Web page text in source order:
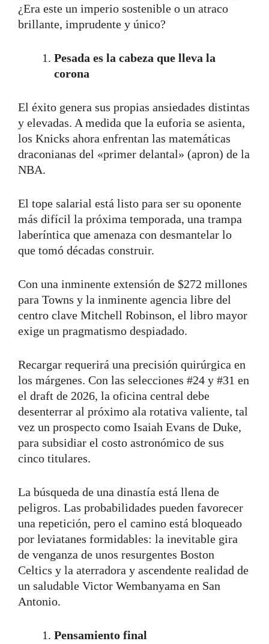
¿Era este un imperio sostenible o un atraco
brillante, imprudente y único?
Pesada es la cabeza que lleva la
corona
El éxito genera sus propias ansiedades distintas
y elevadas. A medida que la euforia se asienta,
los Knicks ahora enfrentan las matemáticas
draconianas del «primer delantal» (apron) de la
NBA.
El tope salarial está listo para ser su oponente
más difícil la próxima temporada, una trampa
laberíntica que amenaza con desmantelar lo
que tomó décadas construir.
Con una inminente extensión de $272 millones
para Towns y la inminente agencia libre del
centro clave Mitchell Robinson, el libro mayor
exige un pragmatismo despiadado.
Recargar requerirá una precisión quirúrgica en
los márgenes. Con las selecciones #24 y #31 en
el draft de 2026, la oficina central debe
desenterrar al próximo ala rotativa valiente, tal
vez un prospecto como Isaiah Evans de Duke,
para subsidiar el costo astronómico de sus
cinco titulares.
La búsqueda de una dinastía está llena de
peligros. Las probabilidades pueden favorecer
una repetición, pero el camino está bloqueado
por leviatanes formidables: la inevitable gira
de venganza de unos resurgentes Boston
Celtics y la aterradora y ascendente realidad de
un saludable Victor Wembanyama en San
Antonio.
Pensamiento final